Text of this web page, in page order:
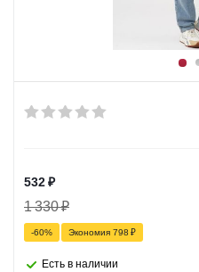
532₽
1 330₽
-60% Экономия 798 ₽
Есть в наличии